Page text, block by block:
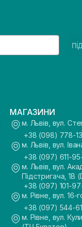
МАГАЗИНИ
м. Львів, вул.
+38 (098) 778-
м. Львів, вул.
+38 (097) 611-
м. Львів, вул.
Підстригача, 1В
+38 (097) 101-
м. Рівне, вул. 16-
+38 (097) 544-
м. Рівне, вул.